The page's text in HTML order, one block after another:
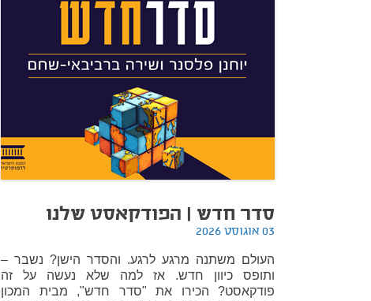
סדר חדש | הפודקאסט שלנו
03 אוגוסט 2026
העולם משתנה מרגע לרגע. והסדר הישן? נשבר –
ותופס כיוון חדש. אז למה שלא נעשה על זה
פודקאסט? הכירו את "סדר חדש", מבית המכון